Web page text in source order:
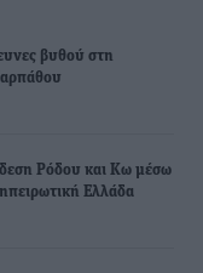
βυθού στη
Ρόδου και Κω μέσω
Ελλάδα